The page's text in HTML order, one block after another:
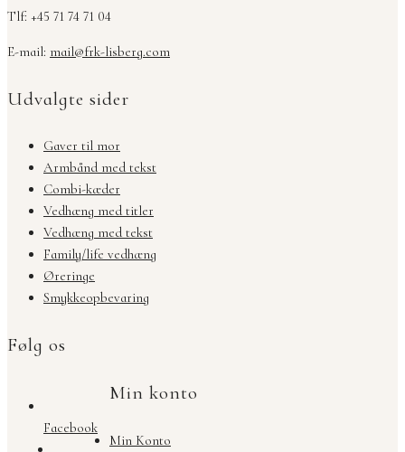
Tlf: +45 71 74 71 04
E-mail: mail@frk-lisberg.com
Udvalgte sider
Gaver til mor
Armbånd med tekst
Combi-kæder
Vedhæng med titler
Vedhæng med tekst
Family/life vedhæng
Øreringe
Smykkeopbevaring
Følg os
Facebook
Min konto
Min Konto